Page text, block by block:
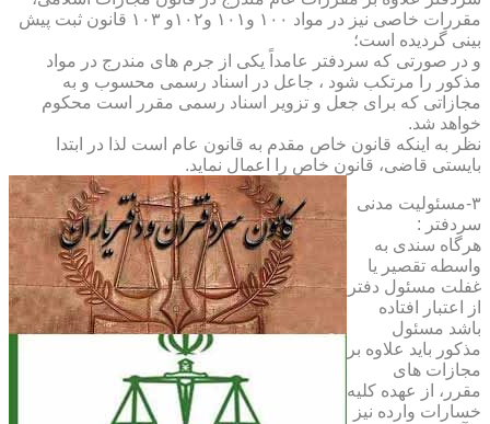
مقررات خاصی نیز در مواد ۱۰۰ و۱۰۱ و۱۰۲و ۱۰۳ قانون ثبت پیش
بینی گردیده است؛
و در صورتی که سردفتر عامداً یکی از جرم های مندرج در مواد
مذکور را مرتکب شود ، جاعل در اسناد رسمی محسوب و به
مجازاتی که برای جعل و تزویر اسناد رسمی مقرر است محکوم
خواهد شد.
نظر به اینکه قانون خاص مقدم به قانون عام است لذا در ابتدا
بایستی قاضی، قانون خاص را اعمال نماید.
۳-مسئولیت مدنی
سردفتر :
هرگاه سندی به
واسطه تقصیر یا
غفلت مسئول دفتر
از اعتبار افتاده
باشد مسئول
مذکور باید علاوه بر
مجازات های
مقرر، از عهده کلیه
خسارات وارده نیز